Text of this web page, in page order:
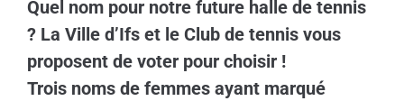
Quel nom pour notre future halle de tennis
? La Ville d’Ifs et le Club de tennis vous
proposent de voter pour choisir !
Trois noms de femmes ayant marqué